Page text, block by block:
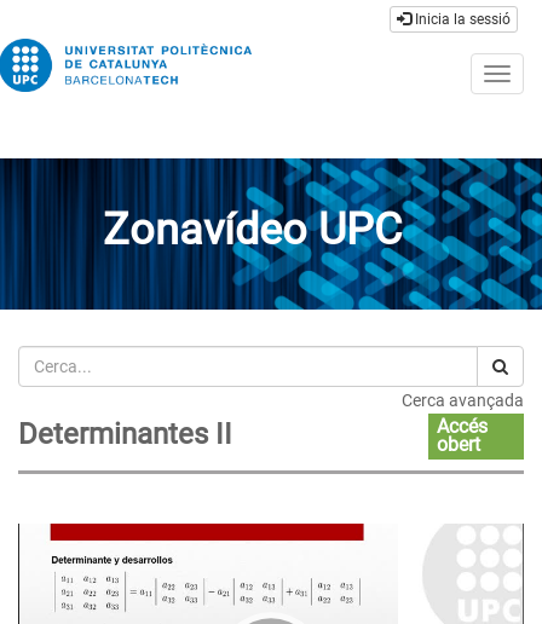
Inicia la sessió
Zonavídeo UPC
Cerca
Cerca avançada
Determinantes II
Accés
obert